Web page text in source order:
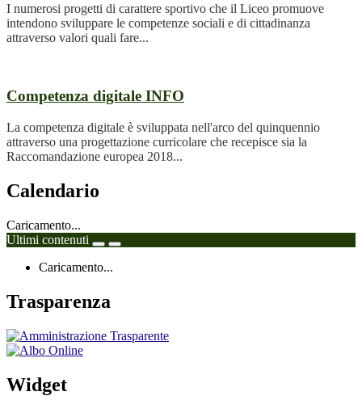
I numerosi progetti di carattere sportivo che il Liceo promuove
intendono sviluppare le competenze sociali e di cittadinanza
attraverso valori quali fare...
Competenza digitale INFO
La competenza digitale è sviluppata nell'arco del quinquennio
attraverso una progettazione curricolare che recepisce sia la
Raccomandazione europea 2018...
Calendario
Caricamento...
Ultimi contenuti
Caricamento...
Trasparenza
Widget